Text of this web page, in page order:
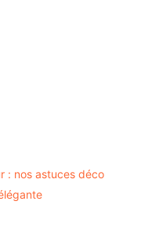
: nos astuces déco